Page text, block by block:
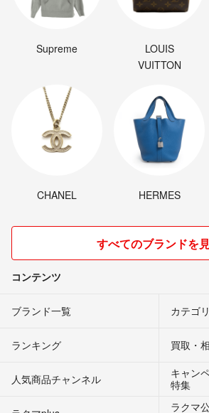
Supreme
LOUIS
VUITTON
CHANEL HERMES
すべてのブランドを
コンテンツ
ブランド一覧 カテゴ
ランキング 買取・
人気商品チャンネル
キャン
特集
ラクマ